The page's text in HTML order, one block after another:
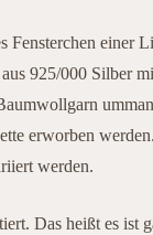
Fensterchen einer
925/000 Silber
erworben werden.
werden.
Das heißt es ist